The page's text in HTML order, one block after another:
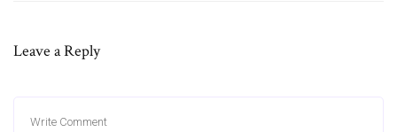
Leave a Reply